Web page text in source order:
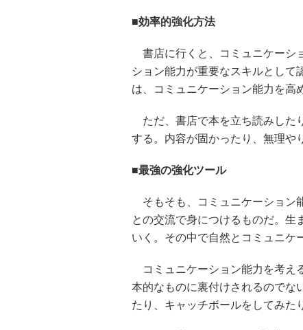
■効率的強化方法
書店に行くと、コミュニケーシ
ション能力が重要なスキルとして
は、コミュニケーション能力を高
ただ、書店で本を立ち読みした
する。内容が固かったり、無理や
■最強の強化ツール
そもそも、コミュニケーション
との交流で身につけるものだ。生
いく。その中で自然とコミュニケ
コミュニケーション能力を考え
本的なものに裏付けされるのでな
たり、キャッチボールをしてみた